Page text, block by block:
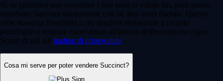
Sì, se preferisci non convertire i tuoi asset in valuta fiat, puoi spesso
scambiare Succinct direttamente con un altro asset digitale. Questo
offre massima flessibilità a chi desidera ribilanciare il proprio
portafoglio o scoprire nuovi token all'interno dell'ecosistema cripto.
Scopri di più sul trading di criptovalute
Cosa mi serve per poter vendere Succinct?